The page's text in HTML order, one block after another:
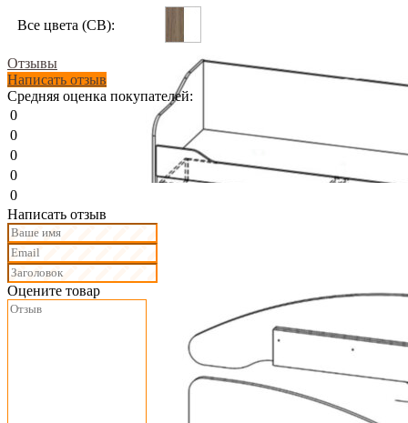
Все цвета (СВ):
Отзывы
Написать отзыв
Средняя оценка покупателей:
0
0
0
0
0
Написать отзыв
Оцените товар